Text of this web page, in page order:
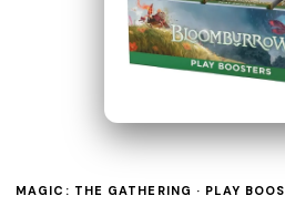
MAGIC: THE GATHERING · PLAY